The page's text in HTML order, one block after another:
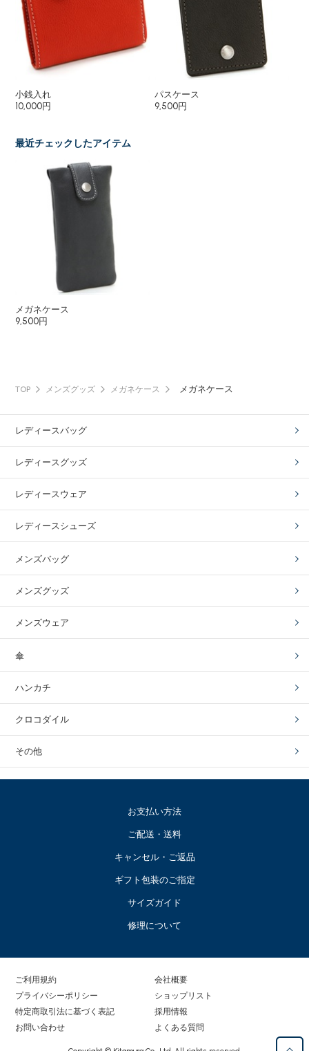
小銭入れ
10,000円
パスケース
9,500円
最近チェックしたアイテム
メガネケース
9,500円
TOP メンズグッズ メガネケース メガネケース
レディースバッグ
レディースグッズ
レディースウェア
レディースシューズ
メンズバッグ
メンズグッズ
メンズウェア
傘
ハンカチ
クロコダイル
その他
お支払い方法
ご配送・送料
キャンセル・ご返品
ギフト包装のご指定
サイズガイド
修理について
ご利用規約
プライバシーポリシー
特定商取引法に基づく表記
お問い合わせ
会社概要
ショップリスト
採用情報
よくある質問